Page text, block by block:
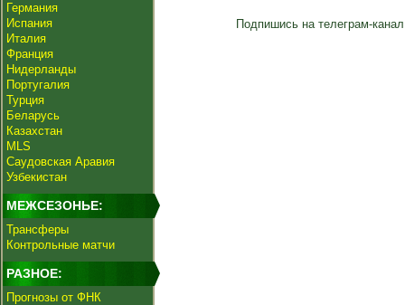
Германия
Испания
Италия
Франция
Нидерланды
Португалия
Турция
Беларусь
Казахстан
MLS
Саудовская Аравия
Узбекистан
МЕЖСЕЗОНЬЕ:
Трансферы
Контрольные матчи
РАЗНОЕ:
Прогнозы от ФНК
Подпишись на телеграм-